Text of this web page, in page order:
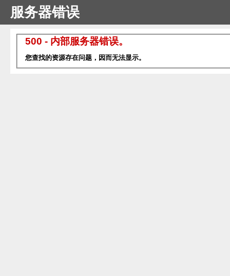
服务器错误
500 - 内部服务器错误。
您查找的资源存在问题，因而无法显示。